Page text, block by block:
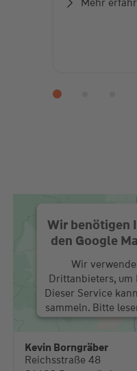
Wir benötigen
den Google
Wir
Drittanbieters, um
Dieser Service
sammeln. Bitte
stimmen Sie der
diese
Kevin Borngräber
Reichsstraße 48